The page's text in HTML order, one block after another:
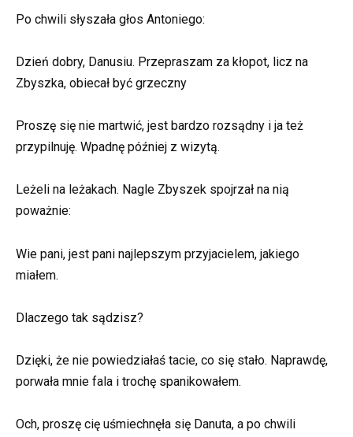
Po chwili słyszała głos Antoniego:
Dzień dobry, Danusiu. Przepraszam za kłopot, licz na
Zbyszka, obiecał być grzeczny
Proszę się nie martwić, jest bardzo rozsądny i ja też
przypilnuję. Wpadnę później z wizytą.
Leżeli na leżakach. Nagle Zbyszek spojrzał na nią
poważnie:
Wie pani, jest pani najlepszym przyjacielem, jakiego
miałem.
Dlaczego tak sądzisz?
Dzięki, że nie powiedziałaś tacie, co się stało. Naprawdę,
porwała mnie fala i trochę spanikowałem.
Och, proszę cię uśmiechnęła się Danuta, a po chwili